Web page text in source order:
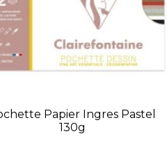
Papier Ingres Pastel
130g